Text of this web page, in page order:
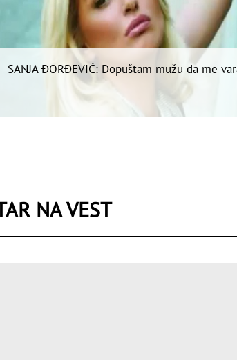
SANJA ĐORĐEVIĆ: Dopuštam mužu da me
NA VEST